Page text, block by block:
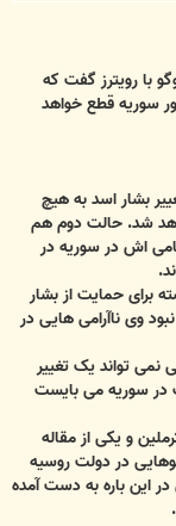
با رویترز گفت که
سوریه قطع خواهد
بشار اسد به هیچ
شد. حالت دوم هم
اش در سوریه در
برای حمایت از بشار
وی ناآرامی هایی در
تواند یک تغییر
در سوریه می بایست
و یکی از مقاله
در دولت روسیه
این باره به دست آمده